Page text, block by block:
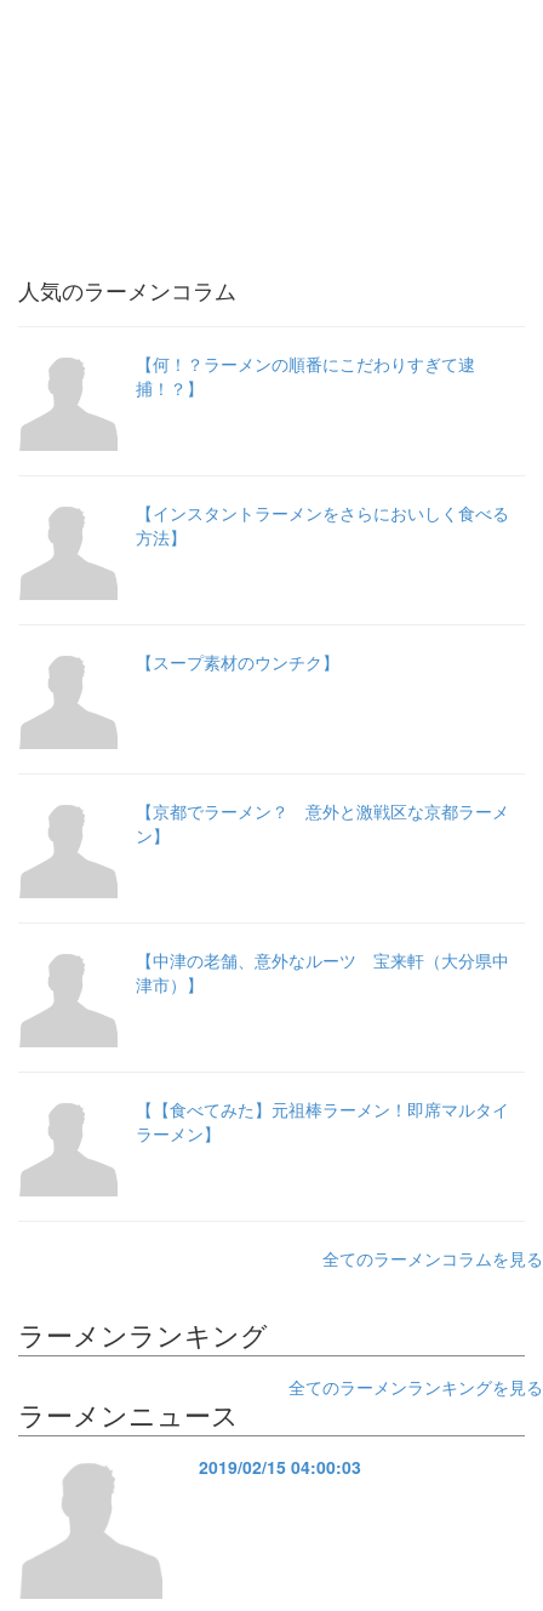
人気のラーメンコラム
【何！？ラーメンの順番にこだわりすぎて逮
捕！？】
【インスタントラーメンをさらにおいしく食べる
方法】
【スープ素材のウンチク】
【京都でラーメン？ 意外と激戦区な京都ラーメ
ン】
【中津の老舗、意外なルーツ 宝来軒（大分県中
津市）】
【【食べてみた】元祖棒ラーメン！即席マルタイ
ラーメン】
全てのラーメンコラムを見る
ラーメンランキング
全てのラーメンランキングを見る
ラーメンニュース
2019/02/15 04:00:03